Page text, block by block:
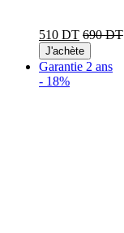
510 DT 690 DT
J'achète
Garantie 2 ans
- 18%